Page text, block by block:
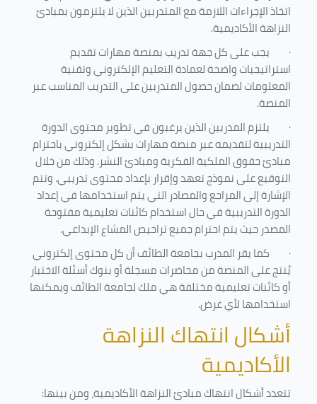
اتخاذ الإجراءات اللازمة مع المتدربين الذين لا يلتزمون بمبادئ
النزاهة الأكاديمية.
· يجب على كل جهة تدريب بمنصة مهارات تقديم
استراتيجيات واضحة لعمادة التعليم الإلكتروني وتقنية
المعلومات لضمان حصول المتدربين على التدريب المناسب عبر
المنصة.
· يلتزم المدربين الذين يرغبون في تطوير محتوى الدورة
التدريبية لتقديمه عبر منصة مهارات بشكل إلكتروني باحترام
مبادئ حقوق الملكية الفكرية ومبادئ النشر. وذلك من خلال
التوقيع على نموذج تعهد وإقرار بإعداد محتوى تدريبي. وتتم
الإشارة إلى المراجع والمصادر التي يتم استخدامها في إعداد
الدورة التدريبية في حال استخدام كائنات تعليمية مفتوحة
المصدر حيث يتم احترام جميع تراخيص المشاع الإبداعي.
· كما يقر المدرب بجامعة الطائف أن كل محتوى إلكتروني
يُنتج على المنصة من محاضرات مسجلة أو بنوك أسئلة الاختبار
أو كائنات تعليمية مختلفة هي ملك لجامعة الطائف ويمكنها
استخدامها لأي غرض.
أشكال انتهاك النزاهة
الأكاديمية
تتعدد أشكال انتهاك مبادئ النزاهة الأكاديمية، ومن بينها: